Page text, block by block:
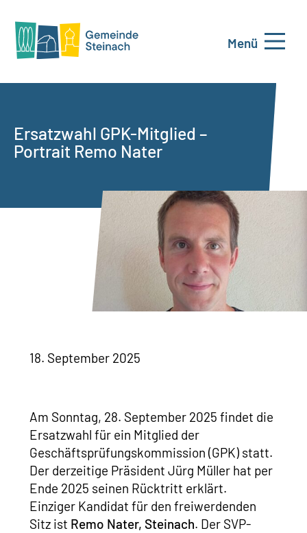
Menü
Ersatzwahl GPK-Mitglied –
Portrait Remo Nater
18. September 2025
Am Sonntag, 28. September 2025 findet die
Ersatzwahl für ein Mitglied der
Geschäftsprüfungskommission (GPK) statt.
Der derzeitige Präsident Jürg Müller hat per
Ende 2025 seinen Rücktritt erklärt.
Einziger Kandidat für den freiwerdenden
Sitz ist Remo Nater, Steinach. Der SVP-